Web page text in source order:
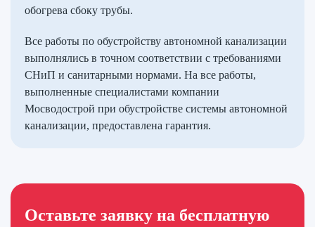
обогрева сбоку трубы.
Все работы по обустройству автономной канализации
выполнялись в точном соответствии с требованиями
СНиП и санитарными нормами. На все работы,
выполненные специалистами компании
Мосводострой при обустройстве системы автономной
канализации, предоставлена гарантия.
Оставьте заявку на бесплатную